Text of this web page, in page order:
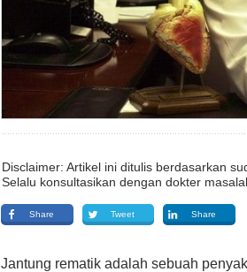
Disclaimer: Artikel ini ditulis berdasarkan
Selalu konsultasikan dengan dokter
Share Tweet Share
Jantung rematik adalah sebuah